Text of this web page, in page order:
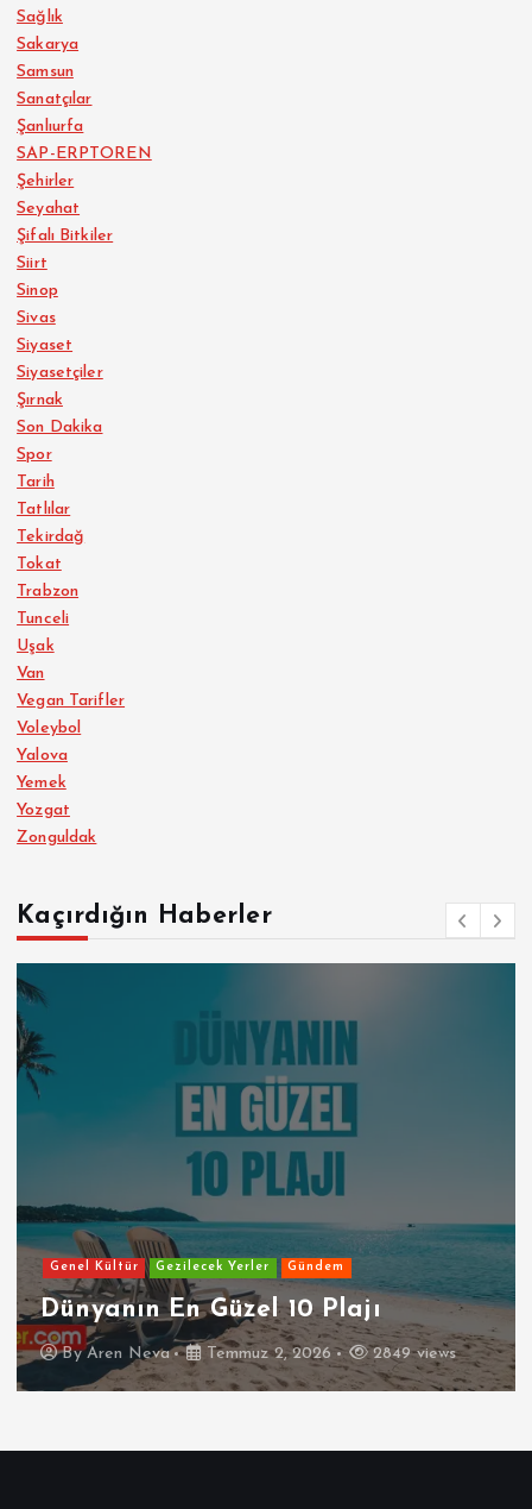
Sağlık
Sakarya
Samsun
Sanatçılar
Şanlıurfa
SAP-ERPTOREN
Şehirler
Seyahat
Şifalı Bitkiler
Siirt
Sinop
Sivas
Siyaset
Siyasetçiler
Şırnak
Son Dakika
Spor
Tarih
Tatlılar
Tekirdağ
Tokat
Trabzon
Tunceli
Uşak
Van
Vegan Tarifler
Voleybol
Yalova
Yemek
Yozgat
Zonguldak
Kaçırdığın Haberler
Genel Kültür Gezilecek Yerler Gündem
Dünyanın En Güzel 10 Plajı
ByAren Neva Temmuz 2, 2026 2849 views